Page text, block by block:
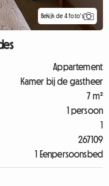
Bekijk de 4 foto's
Appartement
Kamer bij de gastheer
7 m²
1 persoon
1
267109
1 Eenpersoonsbed